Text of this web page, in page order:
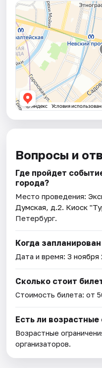
Вопросы и
Где пройдет
города?
Место проведения:
Думская, д.2. Киоск
Петербург.
Когда
Дата и время:3 ноября
Сколько стоит
Стоимость билета: от
Есть ли возрастные
Возрастные
организаторов.